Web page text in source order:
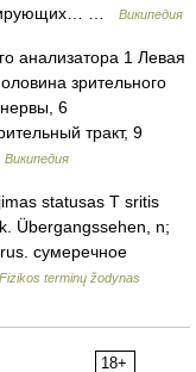
…
Википедия
анализатора 1 Левая
зрительного
6
тракт, 9
Википедия
statusas T sritis
Übergangssehen, n;
сумеречное
Fizikos terminų žodynas
18+